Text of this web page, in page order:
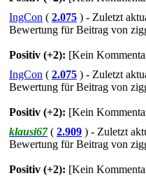
IngCon ( 2.075 ) - Zuletzt
Bewertung für Beitrag von
Positiv (+2): [Kein
IngCon ( 2.075 ) - Zuletzt
Bewertung für Beitrag von
Positiv (+2): [Kein
klausi67 ( 2.909 ) - Zuletzt
Bewertung für Beitrag von
Positiv (+2): [Kein